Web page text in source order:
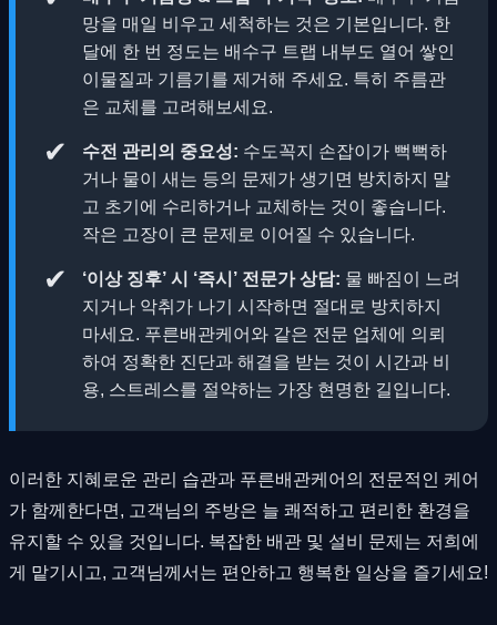
망을 매일 비우고 세척하는 것은 기본입니다. 한
달에 한 번 정도는 배수구 트랩 내부도 열어 쌓인
이물질과 기름기를 제거해 주세요. 특히 주름관
은 교체를 고려해보세요.
✔ 수전 관리의 중요성: 수도꼭지 손잡이가 뻑뻑하
거나 물이 새는 등의 문제가 생기면 방치하지 말
고 초기에 수리하거나 교체하는 것이 좋습니다.
작은 고장이 큰 문제로 이어질 수 있습니다.
✔ ‘이상 징후’ 시 ‘즉시’ 전문가 상담: 물 빠짐이 느려
지거나 악취가 나기 시작하면 절대로 방치하지
마세요. 푸른배관케어와 같은 전문 업체에 의뢰
하여 정확한 진단과 해결을 받는 것이 시간과 비
용, 스트레스를 절약하는 가장 현명한 길입니다.
이러한 지혜로운 관리 습관과 푸른배관케어의 전문적인 케어
가 함께한다면, 고객님의 주방은 늘 쾌적하고 편리한 환경을
유지할 수 있을 것입니다. 복잡한 배관 및 설비 문제는 저희에
게 맡기시고, 고객님께서는 편안하고 행복한 일상을 즐기세요!